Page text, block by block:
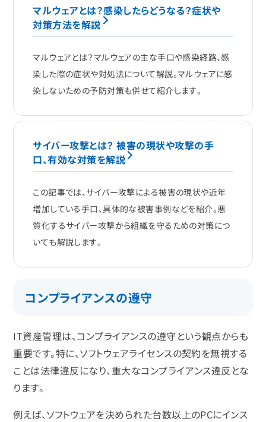
マルウェアとは？感染したらどうなる？症状や
対策方法を解説
マルウェアとは？マルウェアの主な手口や感染経路、感
染した際の症状や対処法について解説。マルウェアに感
染しないための予防対策も併せて紹介します。
サイバー攻撃とは？ 被害の現状や攻撃の手
口、有効な対策を解説
この記事では、サイバー攻撃による被害の現状や近年
増加している手口、具体的な被害事例などを紹介。悪
質化するサイバー攻撃から組織を守るための対策につ
いても解説します。
コンプライアンスの遵守
IT資産管理は、コンプライアンスの遵守という観点からも
重要です。特に、ソフトウェアライセンスの契約を無視する
ことは法律違反になり、重大なコンプライアンス違反とな
ります。
例えば、ソフトウェアを決められた台数以上のPCにインス